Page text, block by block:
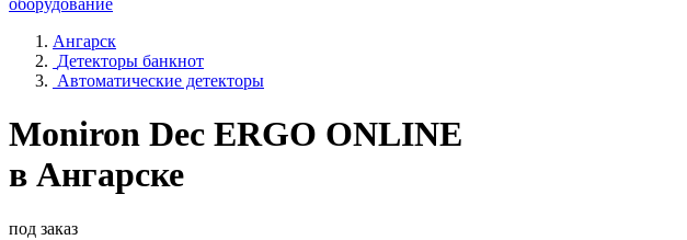
оборудование
Ангарск
Детекторы банкнот
Автоматические детекторы
Moniron Dec ERGO ONLINE
в Ангарске
под заказ